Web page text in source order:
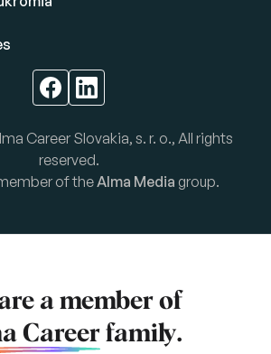
Career Slovakia, s. r. o., All rights
reserved.
of theAlma Media group.
a member of
Career family.